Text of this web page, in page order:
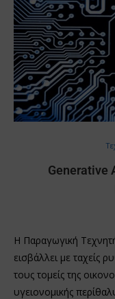
Generative
Η Παραγωγική
εισβάλλει με ταχείς
τους τομείς της
υγειονομικής